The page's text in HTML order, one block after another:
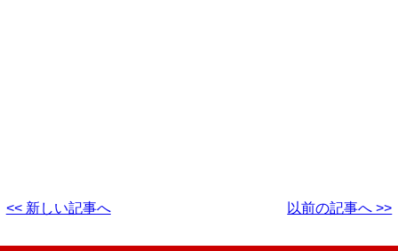
<< 新しい記事へ 以前の記事へ >>